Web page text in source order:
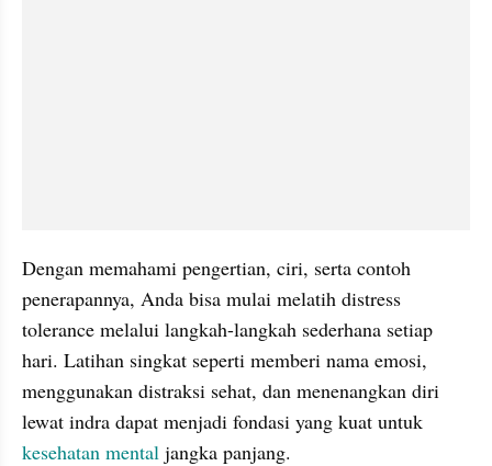
Dengan memahami pengertian, ciri, serta contoh
penerapannya, Anda bisa mulai melatih distress
tolerance melalui langkah-langkah sederhana setiap
hari. Latihan singkat seperti memberi nama emosi,
menggunakan distraksi sehat, dan menenangkan diri
kesehatan mental jangka panjang.